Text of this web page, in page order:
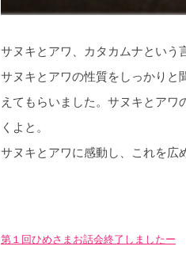
サヌキとアワ、カタカムナという
サヌキとアワの性質をしっかりと
えてもらいました。サヌキとア
くよと。
サヌキとアワに感動し、これを広
第１回ひめさまお話会終了しましたー